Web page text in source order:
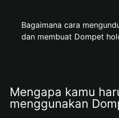
Bagaimana cara
dan membuat Dompet
Mengapa kamu
menggunakan